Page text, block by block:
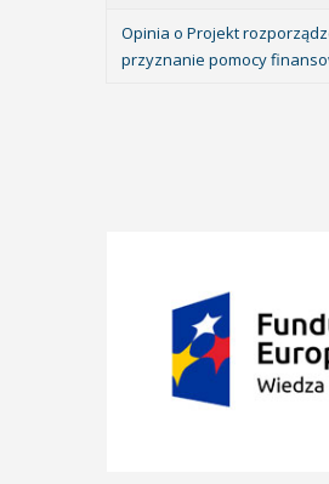
Opinia o Projekt
przyznanie pomocy